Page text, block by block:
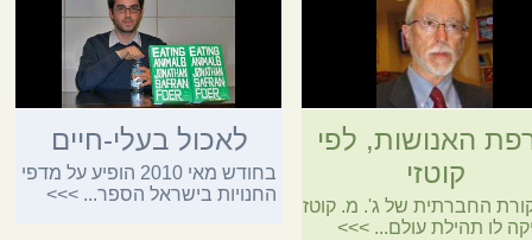
האנושות, לפי
קוטזי
החברתית של ג'. מ. קוטזי
לו תהילת עולם... >>>
לאכול בעלי-חיים
בחודש מאי 2010 הופיע על מדפי
החנויות בישראל הספר... >>>